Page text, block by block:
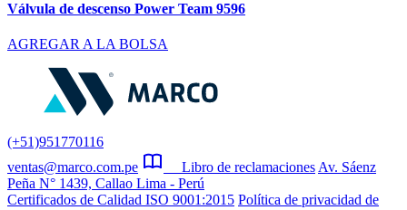
Válvula de descenso Power Team 9596
AGREGAR A LA BOLSA
(+51)951770116
ventas@marco.com.pe
Libro de reclamaciones Av. Sáenz
Peña N° 1439, Callao Lima - Perú
Certificados de Calidad ISO 9001:2015 Política de privacidad de